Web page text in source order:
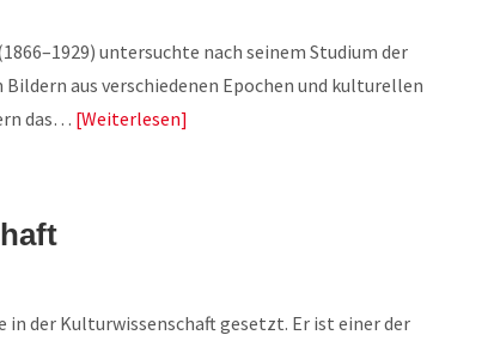
untersuchte nach seinem Studium der
aus verschiedenen Epochen und kulturellen
das… Weiterlesen
der Kulturwissenschaft gesetzt. Er ist einer der